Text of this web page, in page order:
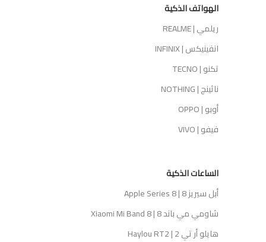
الهواتف الذكية
ريلمي | REALME
انفينيكس | INFINIX
ناثينج | NOTHING
فيفو | VIVO
الساعات الذكية
أبل سيريز 8 | Apple Series 8
شاومي مي باند 8 | Xiaomi Mi Band 8
هايلو أر تي 2 | Haylou RT2